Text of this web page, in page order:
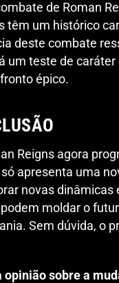
de Roman
têm um histórico
deste combate
um teste de
épico.
Reigns agora
só apresenta uma
novas
moldar o
Sem dúvida, o
opinião sobre a